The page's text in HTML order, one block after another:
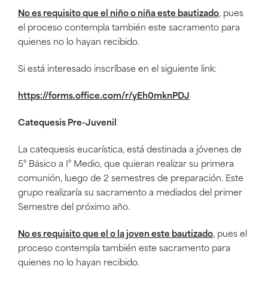
No es requisito que el niño o niña este bautizado, pues
el proceso contempla también este sacramento para
quienes no lo hayan recibido.
Si está interesado inscríbase en el siguiente link:
https://forms.office.com/r/yEh0mknPDJ
Catequesis Pre-Juvenil
La catequesis eucarística, está destinada a jóvenes de
5° Básico a I° Medio, que quieran realizar su primera
comunión, luego de 2 semestres de preparación. Este
grupo realizaría su sacramento a mediados del primer
Semestre del próximo año.
No es requisito que el o la joven este bautizado, pues el
proceso contempla también este sacramento para
quienes no lo hayan recibido.